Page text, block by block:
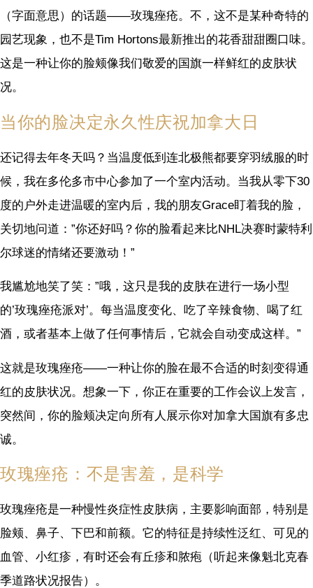
（字面意思）的话题——玫瑰痤疮。不，这不是某种奇特的
园艺现象，也不是Tim Hortons最新推出的花香甜甜圈口味。
这是一种让你的脸颊像我们敬爱的国旗一样鲜红的皮肤状
况。
当你的脸决定永久性庆祝加拿大日
还记得去年冬天吗？当温度低到连北极熊都要穿羽绒服的时
候，我在多伦多市中心参加了一个室内活动。当我从零下30
度的户外走进温暖的室内后，我的朋友Grace盯着我的脸，
关切地问道：”你还好吗？你的脸看起来比NHL决赛时蒙特利
尔球迷的情绪还要激动！”
我尴尬地笑了笑：”哦，这只是我的皮肤在进行一场小型
的’玫瑰痤疮派对’。每当温度变化、吃了辛辣食物、喝了红
酒，或者基本上做了任何事情后，它就会自动变成这样。”
这就是玫瑰痤疮——一种让你的脸在最不合适的时刻变得通
红的皮肤状况。想象一下，你正在重要的工作会议上发言，
突然间，你的脸颊决定向所有人展示你对加拿大国旗有多忠
诚。
玫瑰痤疮：不是害羞，是科学
玫瑰痤疮是一种慢性炎症性皮肤病，主要影响面部，特别是
脸颊、鼻子、下巴和前额。它的特征是持续性泛红、可见的
血管、小红疹，有时还会有丘疹和脓疱（听起来像魁北克春
季道路状况报告）。